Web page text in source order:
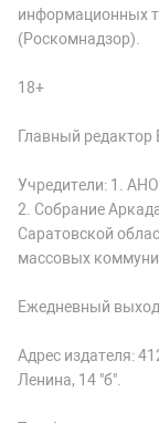
информационных
(Роскомнадзор).
18+
Главный
Учредители: 1.
2. Собрание
Саратовской
массовых
Ежедневный выход.
Адрес издателя:
Ленина, 14 "б".